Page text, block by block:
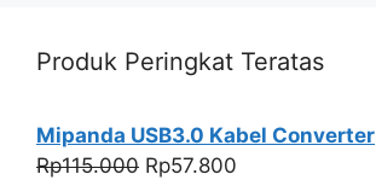
Produk Peringkat Teratas
Mipanda USB3.0 Kabel Converter
Rp115.000 Harga
Rp57.800